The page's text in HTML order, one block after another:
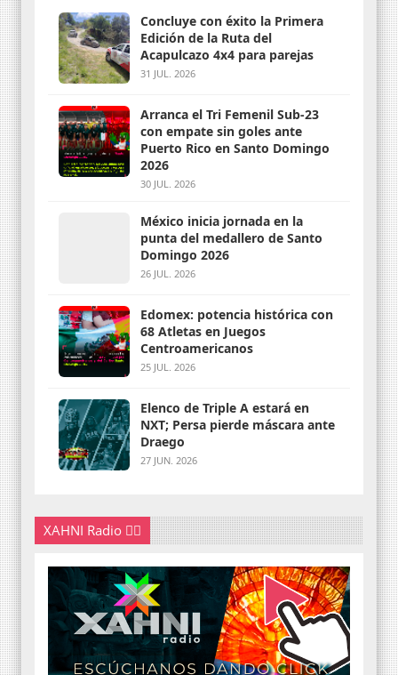
Concluye con éxito la Primera
Edición de la Ruta del
Acapulcazo 4x4 para parejas
31 JUL. 2026
Arranca el Tri Femenil Sub-23
con empate sin goles ante
Puerto Rico en Santo Domingo
2026
30 JUL. 2026
México inicia jornada en la
punta del medallero de Santo
Domingo 2026
26 JUL. 2026
Edomex: potencia histórica con
68 Atletas en Juegos
Centroamericanos
25 JUL. 2026
Elenco de Triple A estará en
NXT; Persa pierde máscara ante
Draego
27 JUN. 2026
XAHNI Radio 👇🏽